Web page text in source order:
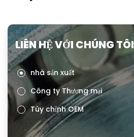
LIÊN HỆ VỚI CHÚNG TÔI
nhà sản xuất
Công ty Thương mại
Tùy chỉnh OEM